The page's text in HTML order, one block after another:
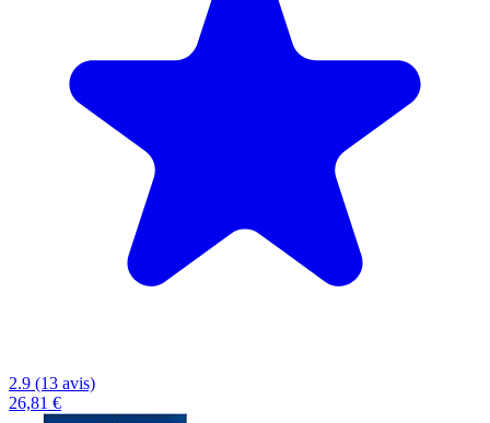
2.9 (13 avis)
26,81 €